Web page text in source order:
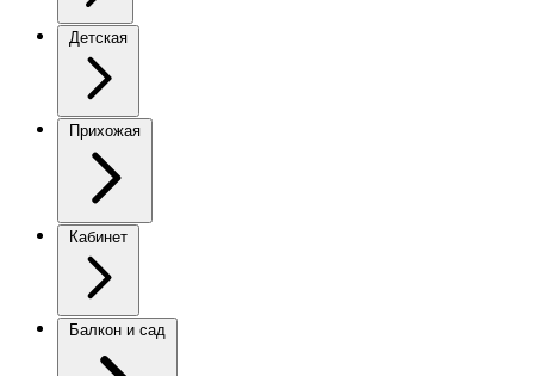
Детская
Прихожая
Кабинет
Балкон и сад